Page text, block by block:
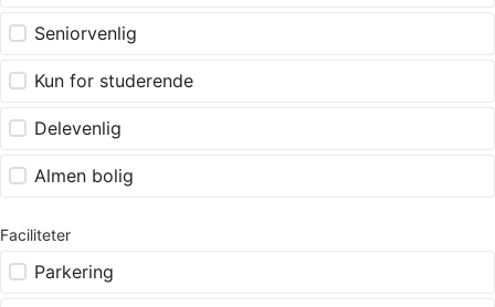
Seniorvenlig
Kun for studerende
Delevenlig
Almen bolig
Faciliteter
Parkering